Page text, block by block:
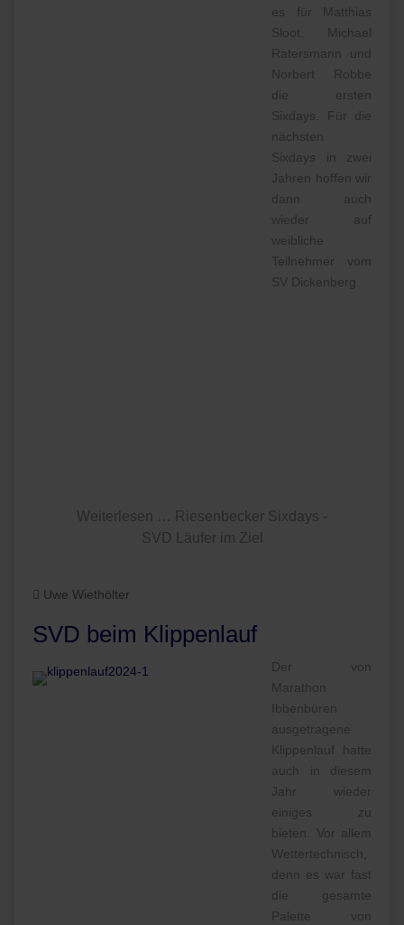
es für Matthias
Sloot, Michael
Ratersmann und
Norbert Robbe
die ersten
Sixdays. Für die
nächsten
Sixdays in zwei
Jahren hoffen wir
dann auch
wieder auf
weibliche
Teilnehmer vom
SV Dickenberg.
Weiterlesen … Riesenbecker Sixdays -
SVD Läufer im Ziel
Uwe Wiethölter
SVD beim Klippenlauf
Der von
Marathon
Ibbenbüren
ausgetragene
Klippenlauf hatte
auch in diesem
Jahr wieder
einiges zu
bieten. Vor allem
Wettertechnisch,
denn es war fast
die gesamte
Palette von